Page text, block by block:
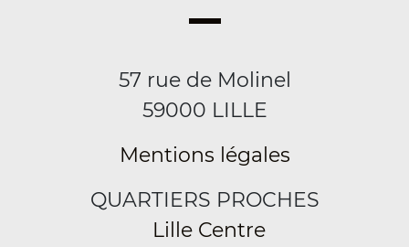
57 rue de Molinel
59000 LILLE
Mentions légales
QUARTIERS PROCHES
Lille Centre